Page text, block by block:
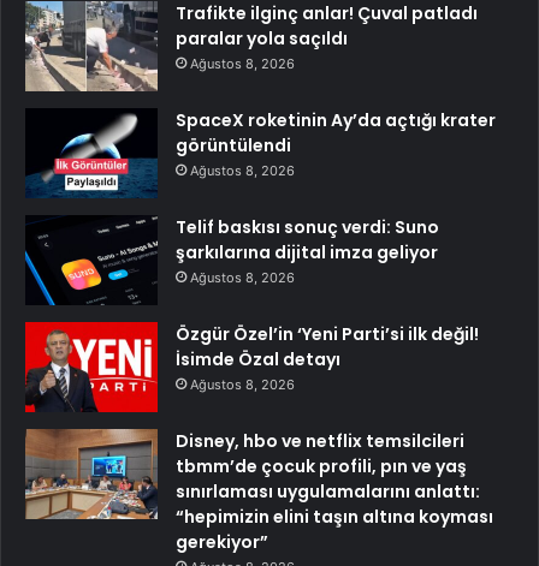
Trafikte ilginç anlar! Çuval patladı
paralar yola saçıldı
Ağustos 8, 2026
SpaceX roketinin Ay’da açtığı krater
görüntülendi
Ağustos 8, 2026
Telif baskısı sonuç verdi: Suno
şarkılarına dijital imza geliyor
Ağustos 8, 2026
Özgür Özel’in ‘Yeni Parti’si ilk değil!
İsimde Özal detayı
Ağustos 8, 2026
Disney, hbo ve netflix temsilcileri
tbmm’de çocuk profili, pın ve yaş
sınırlaması uygulamalarını anlattı:
“hepimizin elini taşın altına koyması
gerekiyor”